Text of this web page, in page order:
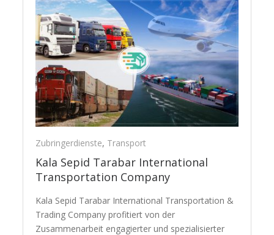
Zubringerdienste, Transport
Kala Sepid Tarabar International
Transportation Company
Kala Sepid Tarabar International Transportation &
Trading Company profitiert von der
Zusammenarbeit engagierter und spezialisierter